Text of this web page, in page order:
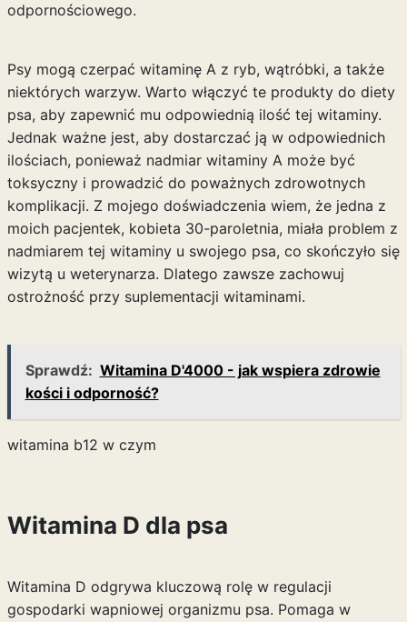
odpornościowego.
Psy mogą czerpać witaminę A z ryb, wątróbki, a także
niektórych warzyw. Warto włączyć te produkty do diety
psa, aby zapewnić mu odpowiednią ilość tej witaminy.
Jednak ważne jest, aby dostarczać ją w odpowiednich
ilościach, ponieważ nadmiar witaminy A może być
toksyczny i prowadzić do poważnych zdrowotnych
komplikacji. Z mojego doświadczenia wiem, że jedna z
moich pacjentek, kobieta 30-paroletnia, miała problem z
nadmiarem tej witaminy u swojego psa, co skończyło się
wizytą u weterynarza. Dlatego zawsze zachowuj
ostrożność przy suplementacji witaminami.
Sprawdź: Witamina D'4000 - jak wspiera zdrowie
kości i odporność?
witamina b12 w czym
Witamina D dla psa
Witamina D odgrywa kluczową rolę w regulacji
gospodarki wapniowej organizmu psa. Pomaga w